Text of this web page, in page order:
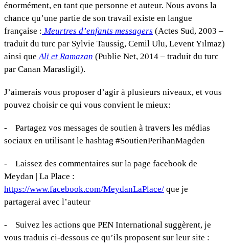
énormément, en tant que personne et auteur. Nous avons la
chance qu’une partie de son travail existe en langue
française : Meurtres d’enfants messagers (Actes Sud, 2003 –
traduit du turc par Sylvie Taussig, Cemil Ulu, Levent Yılmaz)
ainsi que Ali et Ramazan (Publie Net, 2014 – traduit du turc
par Canan Marasligil).
J’aimerais vous proposer d’agir à plusieurs niveaux, et vous
pouvez choisir ce qui vous convient le mieux:
-
Partagez vos messages de soutien à travers les médias
sociaux en utilisant le hashtag #SoutienPerihanMagden
-
Laissez des commentaires sur la page facebook de
Meydan | La Place :
https://www.facebook.com/MeydanLaPlace/ que je
partagerai avec l’auteur
-
Suivez les actions que PEN International suggèrent, je
vous traduis ci-dessous ce qu’ils proposent sur leur site :